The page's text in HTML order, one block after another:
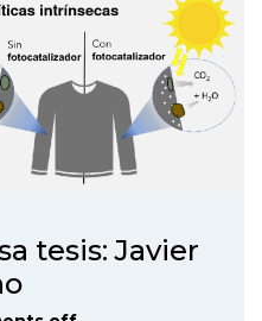
tesis: Javier